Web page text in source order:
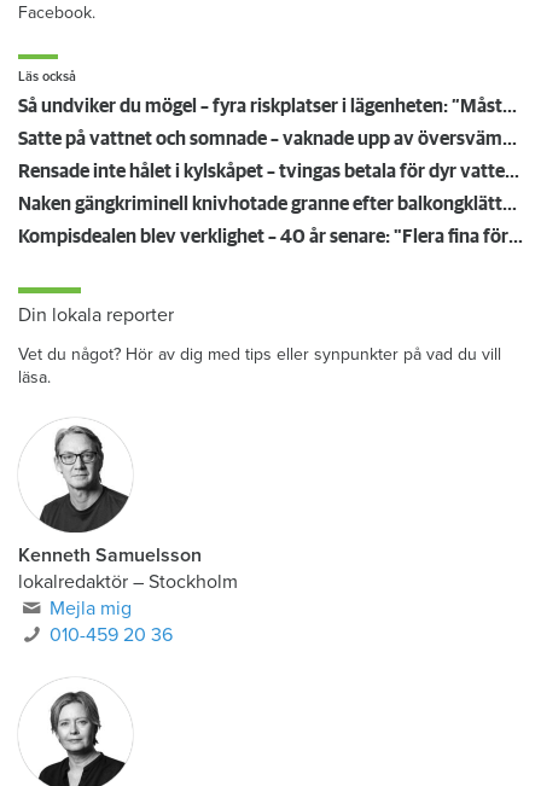
Facebook.
Läs också
Så undviker du mögel – fyra riskplatser i lägenheten: ”Måste städa bort”
Satte på vattnet och somnade – vaknade upp av översvämning hos grannen
Rensade inte hålet i kylskåpet – tvingas betala för dyr vattenskada
Naken gängkriminell knivhotade granne efter balkongklättring
Kompisdealen blev verklighet – 40 år senare: "Flera fina fördelar med att dela bostad"
Din lokala reporter
Vet du något? Hör av dig med tips eller synpunkter på vad du vill
läsa.
Kenneth Samuelsson
lokalredaktör – Stockholm
Mejla mig
010-459 20 36